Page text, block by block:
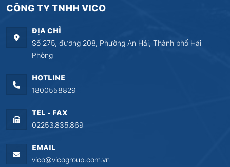
CÔNG TY TNHH VICO
ĐỊA CHỈ
Số 275, đường 208, Phường An Hải, Thành phố Hải
Phòng
HOTLINE
1800558829
TEL - FAX
02253.835.869
EMAIL
vico@vicogroup.com.vn